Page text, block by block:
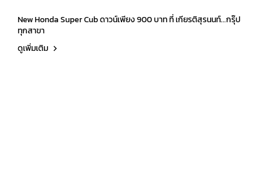
New Honda Super Cub ดาวน์เพียง 900 บาท ที่ เกียรติสุรนนท์...กรุ๊ป
ทุกสาขา
ดูเพิ่มเติม